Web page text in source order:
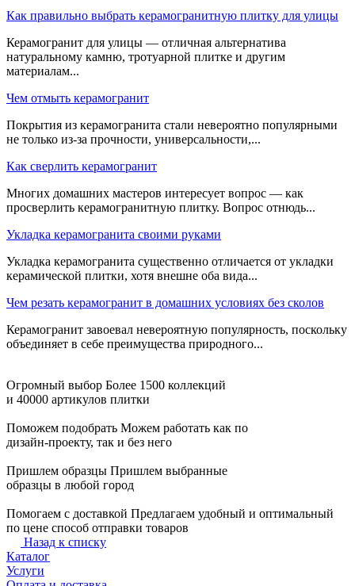
Как правильно выбрать керамогранитную плитку для улицы
Керамогранит для улицы — отличная альтернатива
натуральному камню, тротуарной плитке и другим
материалам...
Чем отмыть керамогранит
Покрытия из керамогранита стали невероятно популярными
не только из-за прочности, универсальности,...
Как сверлить керамогранит
Многих домашних мастеров интересует вопрос — как
просверлить керамогранитную плитку. Вопрос отнюдь...
Укладка керамогранита своими руками
Укладка керамогранита существенно отличается от укладки
керамической плитки, хотя внешне оба вида...
Чем резать керамогранит в домашних условиях без сколов
Керамогранит завоевал невероятную популярность, поскольку
объединяет в себе преимущества природного...
Огромный выбор Более 1500 коллекций
и 40000 артикулов плитки
Поможем подобрать Можем работать как по
дизайн-проекту, так и без него
Пришлем образцы Пришлем выбранные
образцы в любой город
Помогаем с доставкой Предлагаем удобный и оптимальный
по цене способ отправки товаров
Назад к списку
Каталог
Услуги